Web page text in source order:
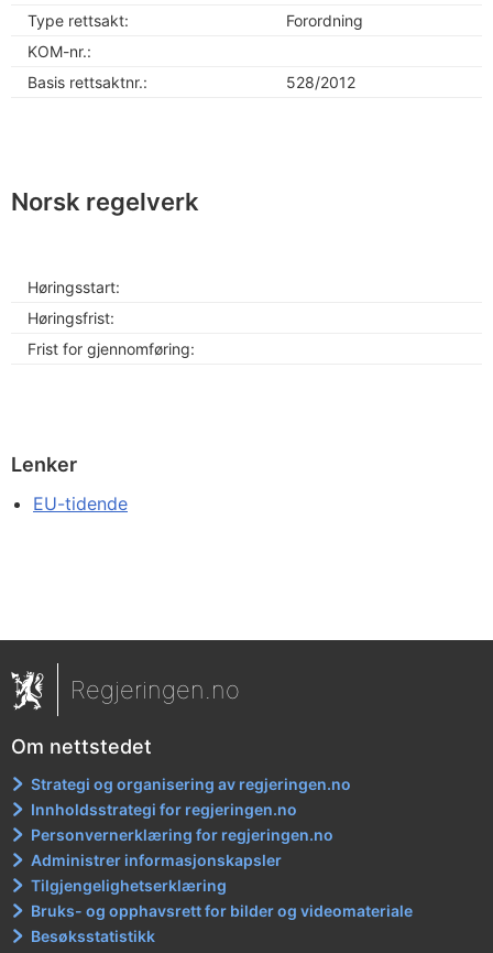
Type rettsakt:
Forordning
KOM-nr.:
Basis rettsaktnr.:
528/2012
Norsk regelverk
Høringsstart:
Høringsfrist:
Frist for gjennomføring:
Lenker
EU-tidende
Regjeringen.no
Om nettstedet
Strategi og organisering av regjeringen.no
Innholdsstrategi for regjeringen.no
Personvernerklæring for regjeringen.no
Administrer informasjonskapsler
Tilgjengelighetserklæring
Bruks- og opphavsrett for bilder og videomateriale
Besøksstatistikk